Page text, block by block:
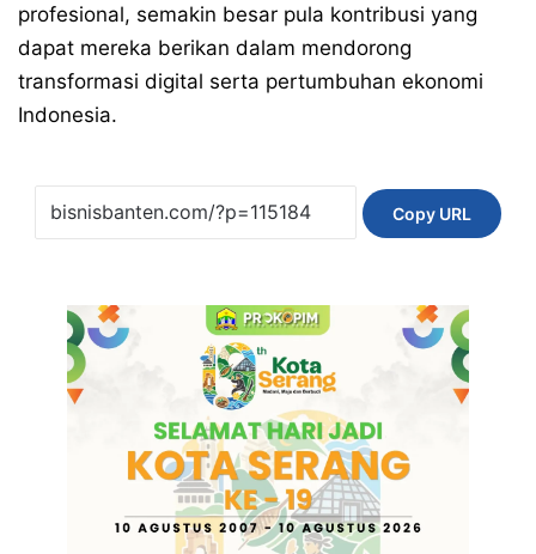
profesional, semakin besar pula kontribusi yang
dapat mereka berikan dalam mendorong
transformasi digital serta pertumbuhan ekonomi
Indonesia.
Copy URL